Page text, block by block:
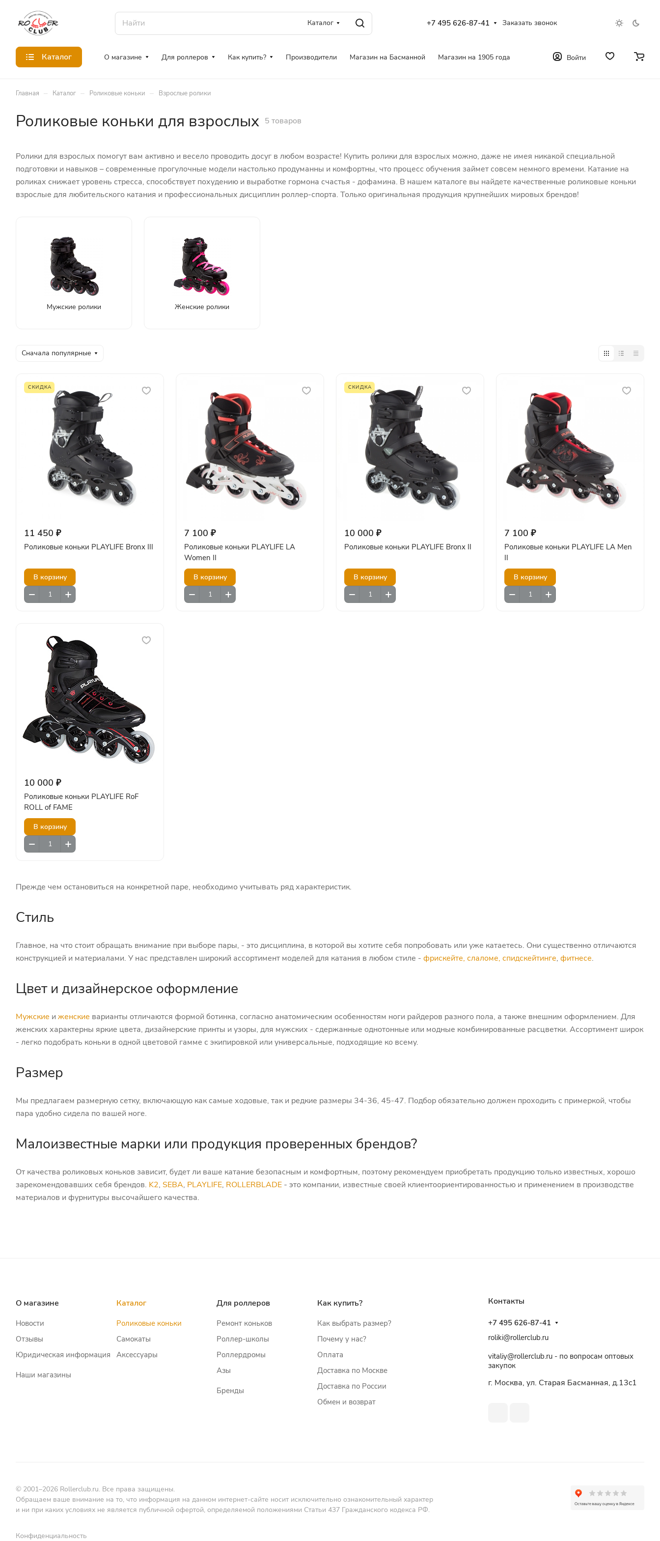
Каталог +7 495 626-87-41 Заказать звонок
Каталог О магазине Для роллеров Как купить? Производители Магазин на Басманной Магазин на 1905 года Войти
Главная – Каталог – Роликовые коньки – Взрослые ролики
Роликовые коньки для взрослых 5 товаров
Ролики для взрослых помогут вам активно и весело проводить досуг в любом возрасте! Купить ролики для взрослых можно, даже не имея никакой специальной
подготовки и навыков – современные прогулочные модели настолько продуманны и комфортны, что процесс обучения займет совсем немного времени. Катание на
роликах снижает уровень стресса, способствует похудению и выработке гормона счастья - дофамина. В нашем каталоге вы найдете качественные роликовые коньки
взрослые для любительского катания и профессиональных дисциплин роллер-спорта. Только оригинальная продукция крупнейших мировых брендов!
Мужские ролики Женские ролики
Сначала популярные
СКИДКА
11 450 ₽
Роликовые коньки PLAYLIFE Bronx III
В корзину
7 100 ₽
Роликовые коньки PLAYLIFE LA
Women II
В корзину
СКИДКА
10 000 ₽
Роликовые коньки PLAYLIFE Bronx II
В корзину
7 100 ₽
Роликовые коньки PLAYLIFE LA Men
II
В корзину
10 000 ₽
Роликовые коньки PLAYLIFE RoF
ROLL of FAME
В корзину
Прежде чем остановиться на конкретной паре, необходимо учитывать ряд характеристик.
Стиль
Главное, на что стоит обращать внимание при выборе пары, - это дисциплина, в которой вы хотите себя попробовать или уже катаетесь. Они существенно отличаются
конструкцией и материалами. У нас представлен широкий ассортимент моделей для катания в любом стиле - фрискейте, слаломе, спидскейтинге, фитнесе.
Цвет и дизайнерское оформление
Мужские и женские варианты отличаются формой ботинка, согласно анатомическим особенностям ноги райдеров разного пола, а также внешним оформлением. Для
женских характерны яркие цвета, дизайнерские принты и узоры, для мужских - сдержанные однотонные или модные комбинированные расцветки. Ассортимент широк
- легко подобрать коньки в одной цветовой гамме с экипировкой или универсальные, подходящие ко всему.
Размер
Мы предлагаем размерную сетку, включающую как самые ходовые, так и редкие размеры 34-36, 45-47. Подбор обязательно должен проходить с примеркой, чтобы
пара удобно сидела по вашей ноге.
Малоизвестные марки или продукция проверенных брендов?
От качества роликовых коньков зависит, будет ли ваше катание безопасным и комфортным, поэтому рекомендуем приобретать продукцию только известных, хорошо
зарекомендовавших себя брендов. K2, SEBA, PLAYLIFE, ROLLERBLADE - это компании, известные своей клиентоориентированностью и применением в производстве
материалов и фурнитуры высочайшего качества.
О магазине
Новости
Отзывы
Юридическая информация
Наши магазины
Каталог
Роликовые коньки
Самокаты
Аксессуары
Для роллеров
Ремонт коньков
Роллер-школы
Роллердромы
Азы
Бренды
Как купить?
Как выбрать размер?
Почему у нас?
Оплата
Доставка по Москве
Доставка по России
Обмен и возврат
Контакты
+7 495 626-87-41
roliki@rollerclub.ru
vitaliy@rollerclub.ru - по вопросам оптовых
закупок
г. Москва, ул. Старая Басманная, д.13c1
© 2001–2026 Rollerclub.ru. Все права защищены.
Обращаем ваше внимание на то, что информация на данном интернет-сайте носит исключительно ознакомительный характер
и ни при каких условиях не является публичной офертой, определяемой положениями Статьи 437 Гражданского кодекса РФ.
Конфиденциальность